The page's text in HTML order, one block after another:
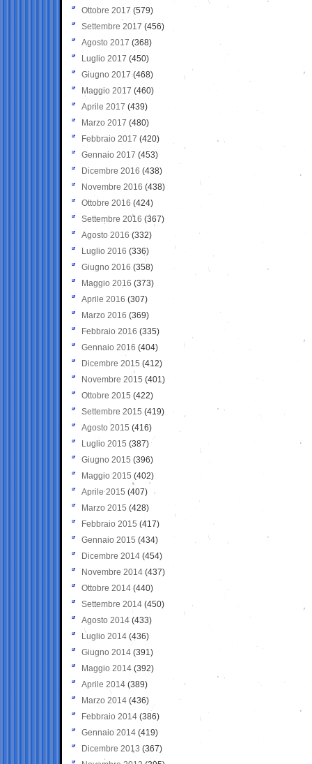
Ottobre 2017 (579)
Settembre 2017 (456)
Agosto 2017 (368)
Luglio 2017 (450)
Giugno 2017 (468)
Maggio 2017 (460)
Aprile 2017 (439)
Marzo 2017 (480)
Febbraio 2017 (420)
Gennaio 2017 (453)
Dicembre 2016 (438)
Novembre 2016 (438)
Ottobre 2016 (424)
Settembre 2016 (367)
Agosto 2016 (332)
Luglio 2016 (336)
Giugno 2016 (358)
Maggio 2016 (373)
Aprile 2016 (307)
Marzo 2016 (369)
Febbraio 2016 (335)
Gennaio 2016 (404)
Dicembre 2015 (412)
Novembre 2015 (401)
Ottobre 2015 (422)
Settembre 2015 (419)
Agosto 2015 (416)
Luglio 2015 (387)
Giugno 2015 (396)
Maggio 2015 (402)
Aprile 2015 (407)
Marzo 2015 (428)
Febbraio 2015 (417)
Gennaio 2015 (434)
Dicembre 2014 (454)
Novembre 2014 (437)
Ottobre 2014 (440)
Settembre 2014 (450)
Agosto 2014 (433)
Luglio 2014 (436)
Giugno 2014 (391)
Maggio 2014 (392)
Aprile 2014 (389)
Marzo 2014 (436)
Febbraio 2014 (386)
Gennaio 2014 (419)
Dicembre 2013 (367)